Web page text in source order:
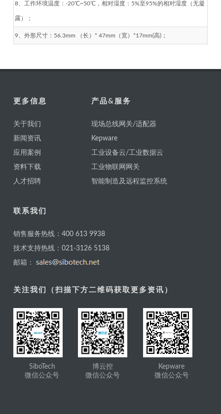
8、工作环境温度：-20℃~50℃，相对湿度：5%至95%的相对湿度（无凝
露）；
9、外形尺寸：56.3mm （长）* 47mm（宽）*17mm(高)；
更多信息
关于我们
新闻资讯
应用案例
资料下载
人才招聘
产品&服务
现场总线网关/适配器
Kepware
工业设备云/工业数据云
工业物联网网关
智能制造及远程监控系统
联系我们
销售服务热线：400 613 9938
技术支持热线：021-3126 5138
邮箱：
关注我们（扫描下方二维码获取更多资讯）
SiboTech
微信公众号
博云控
微信公众号
Kepware
微信公众号